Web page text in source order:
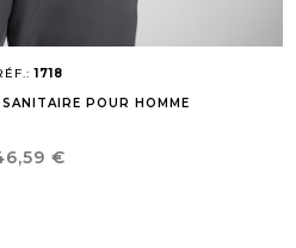
1718
POUR HOMME
€